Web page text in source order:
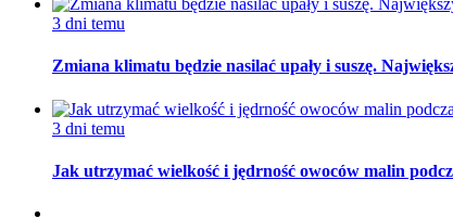
3 dni temu
Zmiana klimatu będzie nasilać upały i suszę.
3 dni temu
Jak utrzymać wielkość i jędrność owoców malin